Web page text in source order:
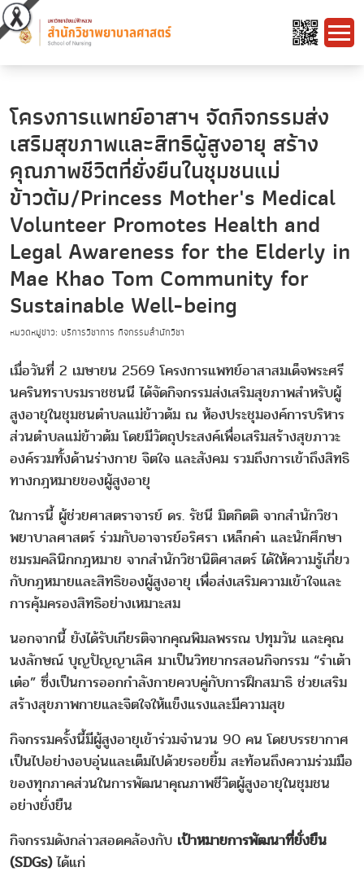
โครงการแพทย์อาสาฯ จัดกิจกรรมส่ง
เสริมสุขภาพและสิทธิผู้สูงอายุ สร้าง
คุณภาพชีวิตที่ยั่งยืนในชุมชนแม่
ข้าวต้ม/Princess Mother's Medical
Volunteer Promotes Health and
Legal Awareness for the Elderly in
Mae Khao Tom Community for
Sustainable Well-being
หมวดหมู่ข่าว: บริการวิชาการ กิจกรรมสำนักวิชา
เมื่อวันที่ 2 เมษายน 2569 โครงการแพทย์อาสาสมเด็จพระศรี
นครินทราบรมราชชนนี ได้จัดกิจกรรมส่งเสริมสุขภาพสำหรับผู้
สูงอายุในชุมชนตำบลแม่ข้าวต้ม ณ ห้องประชุมองค์การบริหาร
ส่วนตำบลแม่ข้าวต้ม โดยมีวัตถุประสงค์เพื่อเสริมสร้างสุขภาวะ
องค์รวมทั้งด้านร่างกาย จิตใจ และสังคม รวมถึงการเข้าถึงสิทธิ
ทางกฎหมายของผู้สูงอายุ
ในการนี้ ผู้ช่วยศาสตราจารย์ ดร. รัชนี มิตกิตติ จากสำนักวิชา
พยาบาลศาสตร์ ร่วมกับอาจารย์อริศรา เหล็กคำ และนักศึกษา
ชมรมคลินิกกฎหมาย จากสำนักวิชานิติศาสตร์ ได้ให้ความรู้เกี่ยว
กับกฎหมายและสิทธิของผู้สูงอายุ เพื่อส่งเสริมความเข้าใจและ
การคุ้มครองสิทธิอย่างเหมาะสม
นอกจากนี้ ยังได้รับเกียรติจากคุณพิมลพรรณ ปทุมวัน และคุณ
นงลักษณ์ บุญปัญญาเลิศ มาเป็นวิทยากรสอนกิจกรรม “รำเต้า
เต๋อ” ซึ่งเป็นการออกกำลังกายควบคู่กับการฝึกสมาธิ ช่วยเสริม
สร้างสุขภาพกายและจิตใจให้แข็งแรงและมีความสุข
กิจกรรมครั้งนี้มีผู้สูงอายุเข้าร่วมจำนวน 90 คน โดยบรรยากาศ
เป็นไปอย่างอบอุ่นและเต็มไปด้วยรอยยิ้ม สะท้อนถึงความร่วมมือ
ของทุกภาคส่วนในการพัฒนาคุณภาพชีวิตผู้สูงอายุในชุมชน
อย่างยั่งยืน
กิจกรรมดังกล่าวสอดคล้องกับ เป้าหมายการพัฒนาที่ยั่งยืน
(SDGs)ได้แก่